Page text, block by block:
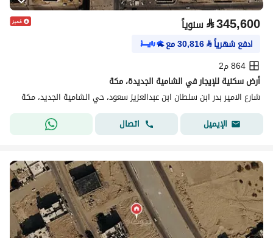
⃁345,600 سنوياً
ادفع شهرياً⃁
30,816مع
864 م2
أرض سكنية للإيجار في الشامية الجديدة، مكة
شارع الامير بدر ابن سلطان ابن عبدالعزيز سعود، حي الشامية الجديد، مكة
الإيميل
اتصال